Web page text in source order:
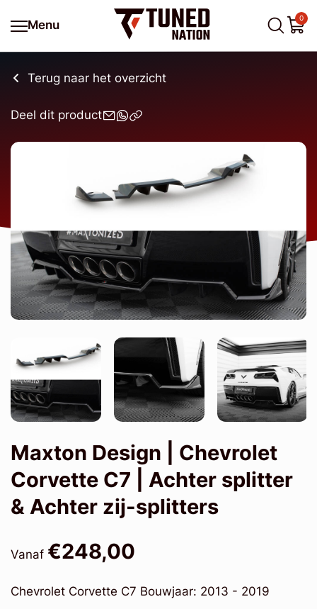
Menu
0
Terug naar het overzicht
Deel dit product
Maxton Design | Chevrolet
Corvette C7 | Achter splitter
& Achter zij-splitters
Vanaf €248,00
Chevrolet Corvette C7 Bouwjaar: 2013 - 2019